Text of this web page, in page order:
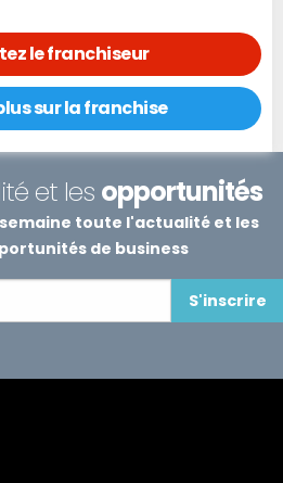
le franchiseur
sur la franchise
et les opportunités
toute l'actualité et les
de business
S'inscrire